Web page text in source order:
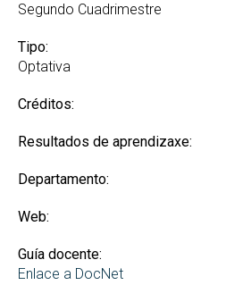
Segundo Cuadrimestre
Tipo:
Optativa
Créditos:
Resultados de aprendizaxe:
Departamento:
Web:
Guía docente:
Enlace a DocNet